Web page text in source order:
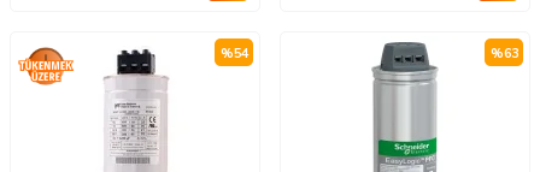
%54 %63